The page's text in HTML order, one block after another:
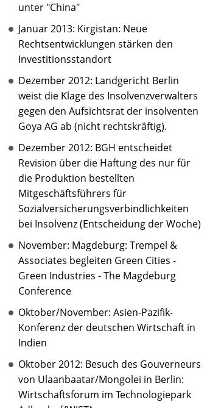
unter "China"
Januar 2013: Kirgistan: Neue
Rechtsentwicklungen stärken den
Investitionsstandort
Dezember 2012: Landgericht Berlin
weist die Klage des Insolvenzverwalters
gegen den Aufsichtsrat der insolventen
Goya AG ab (nicht rechtskräftig).
Dezember 2012: BGH entscheidet
Revision über die Haftung des nur für
die Produktion bestellten
Mitgeschäftsführers für
Sozialversicherungsverbindlichkeiten
bei Insolvenz (Entscheidung der Woche)
November: Magdeburg: Trempel &
Associates begleiten Green Cities -
Green Industries - The Magdeburg
Conference
Oktober/November: Asien-Pazifik-
Konferenz der deutschen Wirtschaft in
Indien
Oktober 2012: Besuch des Gouverneurs
von Ulaanbaatar/Mongolei in Berlin:
Wirtschaftsforum im Technologiepark